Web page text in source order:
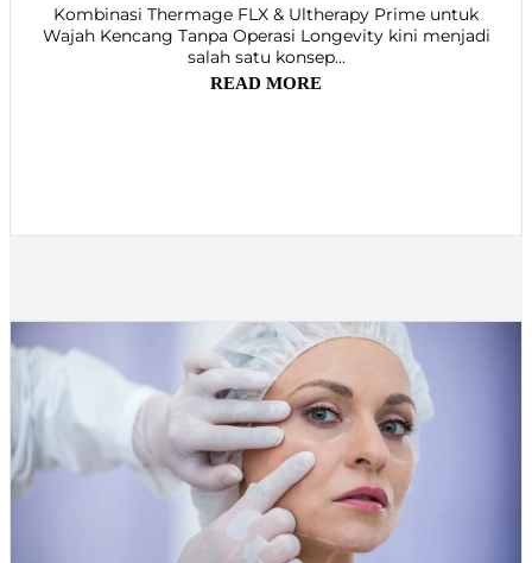
Kombinasi Thermage FLX & Ultherapy Prime untuk
Wajah Kencang Tanpa Operasi Longevity kini menjadi
salah satu konsep...
READ MORE